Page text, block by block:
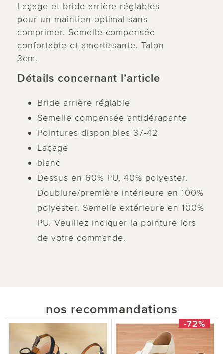
Laçage et bride arrière réglables
pour un maintien optimal sans
comprimer. Semelle compensée
confortable et amortissante. Talon
3cm.
Détails concernant l’article
Bride arrière réglable
Semelle compensée antidérapante
Pointures disponibles 37-42
Laçage
blanc
Dessus en 60% PU, 40% polyester.
Doublure/première intérieure en 100%
polyester. Semelle extérieure en 100%
PU. Veuillez indiquer la pointure lors
de votre commande.
nos recommandations
-72%